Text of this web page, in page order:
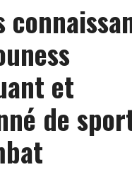
et
de